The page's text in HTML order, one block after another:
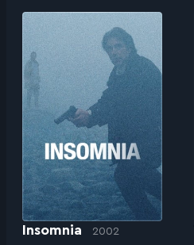
Insomnia 2002